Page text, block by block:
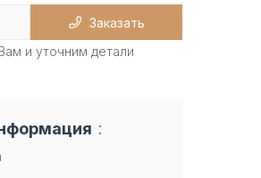
Заказать
и уточним детали
: